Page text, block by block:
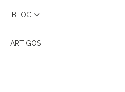
BLOG
ARTIGOS